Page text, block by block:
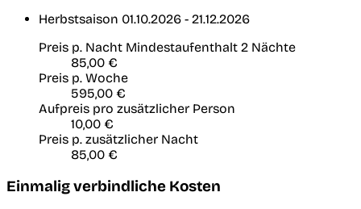
Herbstsaison 01.10.2026 - 21.12.2026
Preis p. Nacht Mindestaufenthalt 2 Nächte
85,00 €
Preis p. Woche
595,00 €
Aufpreis pro zusätzlicher Person
10,00 €
Preis p. zusätzlicher Nacht
85,00 €
Einmalig verbindliche Kosten